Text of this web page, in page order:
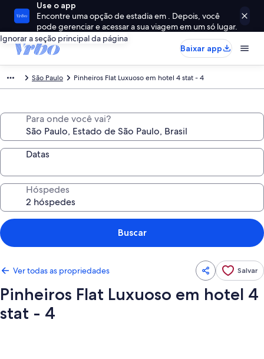
Use o app
Encontre uma opção de estadia em . Depois, você
pode gerenciar e acessar a sua viagem em um só lugar.
Ignorar a seção principal da página
Baixar app
São Paulo Pinheiros Flat Luxuoso em hotel 4 stat - 4
Para onde você vai?
Datas
Hóspedes
Buscar
Ver todas as propriedades Salvar
Pinheiros Flat Luxuoso em hotel 4
stat - 4